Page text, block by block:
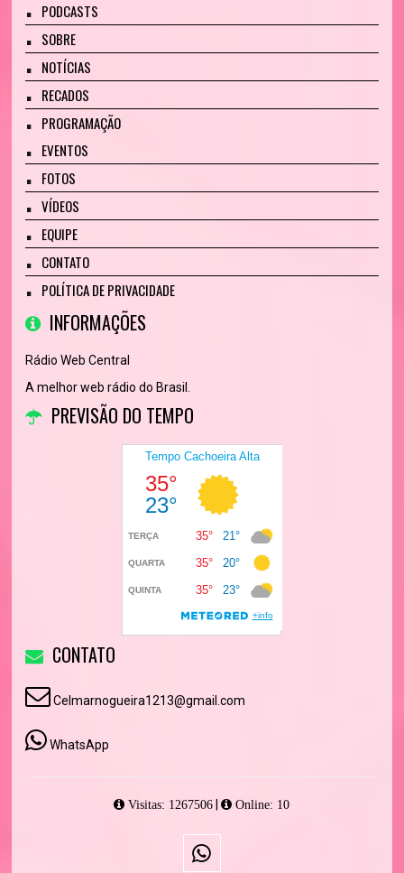
PODCASTS
SOBRE
NOTÍCIAS
RECADOS
PROGRAMAÇÃO
EVENTOS
FOTOS
VÍDEOS
EQUIPE
CONTATO
POLÍTICA DE PRIVACIDADE
INFORMAÇÕES
Rádio Web Central
A melhor web rádio do Brasil.
PREVISÃO DO TEMPO
CONTATO
Celmarnogueira1213@gmail.com
WhatsApp
Visitas: 1267506 | Online: 10